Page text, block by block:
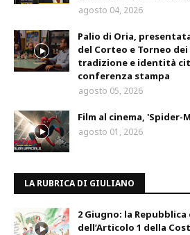
agosto 04, 2026
Palio di Oria,
del Corteo e Torneo
tradizione e identità
conferenza stampa
agosto 05, 2026
Film al cinema, 'Spider-
agosto 01, 2026
LA RUBRICA DI GIULIANO
2 Giugno: la
dell’Articolo 1 della